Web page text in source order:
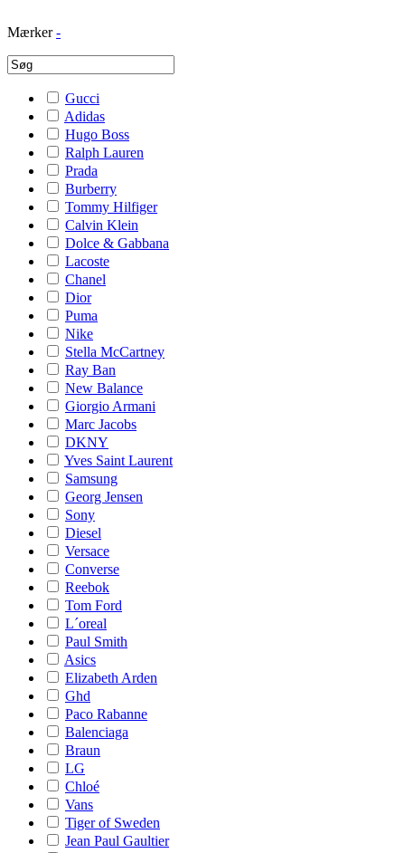
Mærker -
Gucci
Adidas
Hugo Boss
Ralph Lauren
Prada
Burberry
Tommy Hilfiger
Calvin Klein
Dolce & Gabbana
Lacoste
Chanel
Dior
Puma
Nike
Stella McCartney
Ray Ban
New Balance
Giorgio Armani
Marc Jacobs
DKNY
Yves Saint Laurent
Samsung
Georg Jensen
Sony
Diesel
Versace
Converse
Reebok
Tom Ford
L´oreal
Paul Smith
Asics
Elizabeth Arden
Ghd
Paco Rabanne
Balenciaga
Braun
LG
Chloé
Vans
Tiger of Sweden
Jean Paul Gaultier